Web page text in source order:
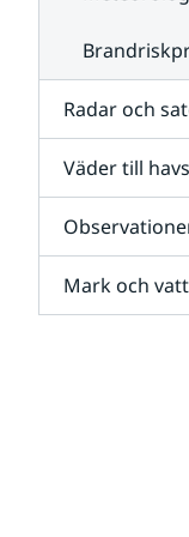
Radar och
Väder till havs
Mark och